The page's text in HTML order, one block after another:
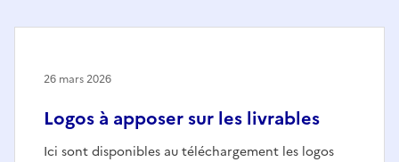
Logos à apposer sur les livrables
Ici sont disponibles au téléchargement les logos
26 mars 2026